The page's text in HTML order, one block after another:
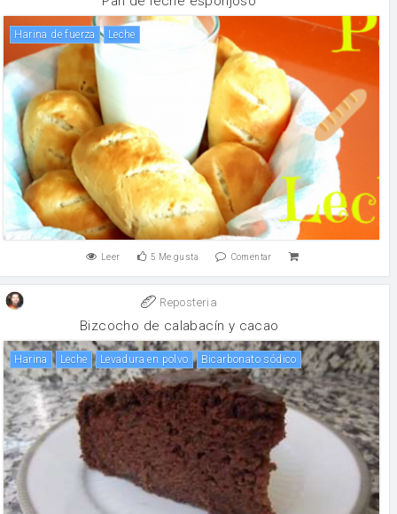
harina de fuerza leche
Leer 5 Me gusta Comentar
Reposteria
Bizcocho de calabacín y cacao
harina leche levadura en polvo Bicarbonato sódico